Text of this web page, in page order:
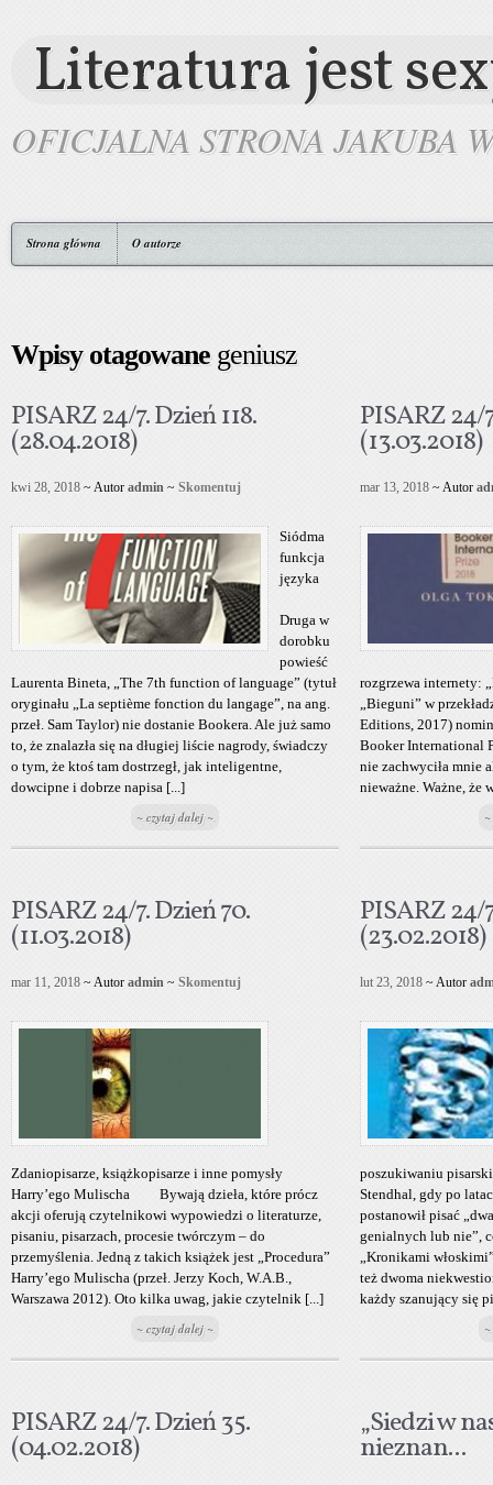
Literatura jest
OFICJALNA STRONA JAKUBA
Strona główna O autorze
Wpisy otagowanegeniusz
PISARZ 24/7. Dzień 118.
(28.04.2018)
kwi 28, 2018 ~ Autor admin ~ Skomentuj
Siódma
funkcja
języka
Druga w
dorobku
powieść
Laurenta Bineta, „The 7th function of language” (tytuł
oryginału „La septième fonction du langage”, na ang.
przeł. Sam Taylor) nie dostanie Bookera. Ale już samo
to, że znalazła się na długiej liście nagrody, świadczy
o tym, że ktoś tam dostrzegł, jak inteligentne,
dowcipne i dobrze napisa [...]
~ czytaj dalej ~
PISARZ 24/
(13.03.2018)
mar 13, 2018 ~ Autor
rozgrzewa internety:
„Bieguni” w
Editions, 2017)
Booker International
nie zachwyciła mnie
nieważne. Ważne, że
PISARZ 24/7. Dzień 70.
(11.03.2018)
mar 11, 2018 ~ Autor admin ~ Skomentuj
Zdaniopisarze, książkopisarze i inne pomysły
Harry’ego Mulischa Bywają dzieła, które prócz
akcji oferują czytelnikowi wypowiedzi o literaturze,
pisaniu, pisarzach, procesie twórczym – do
przemyślenia. Jedną z takich książek jest „Procedura”
Harry’ego Mulischa (przeł. Jerzy Koch, W.A.B.,
Warszawa 2012). Oto kilka uwag, jakie czytelnik [...]
~ czytaj dalej ~
PISARZ 24/
(23.02.2018)
lut 23, 2018 ~ Autor
poszukiwaniu
Stendhal, gdy po
postanowił pisać
genialnych lub nie”,
„Kronikami
też dwoma
każdy szanujący się
PISARZ 24/7. Dzień 35.
(04.02.2018)
„Siedzi w
nieznan...